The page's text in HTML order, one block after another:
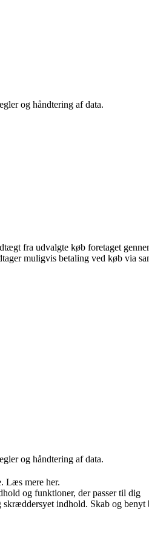
og håndtering af data.
fra udvalgte køb foretaget
muligvis betaling ved køb via
og håndtering af data.
Læs mere her.
og funktioner, der passer til dig
indhold. Skab og